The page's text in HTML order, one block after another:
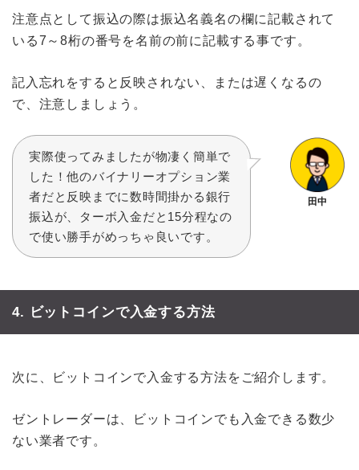
注意点として振込の際は振込名義名の欄に記載されて
いる7～8桁の番号を名前の前に記載する事です。
記入忘れをすると反映されない、または遅くなるの
で、注意しましょう。
田中
実際使ってみましたが物凄く簡単で
した！他のバイナリーオプション業
者だと反映までに数時間掛かる銀行
振込が、ターボ入金だと15分程なの
で使い勝手がめっちゃ良いです。
4. ビットコインで入金する方法
次に、ビットコインで入金する方法をご紹介します。
ゼントレーダーは、ビットコインでも入金できる数少
ない業者です。